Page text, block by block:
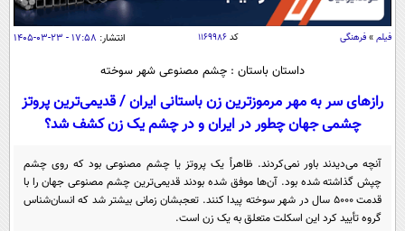
اقتصاد
اقتصادی
خودرو
جامعه
اجتماعی
حوادث
سلامت
یک برش دانایی
ورزشی
بین الملل
سیاست خارجی
فرهنگ و هنر
علم و دانش
فناوری و It
قرآن
فیلم » فرهنگی کد ۱۱۶۹۹۸۶ انتشار: ۱۷:۵۸ - ۲۳-۰۳-۱۴۰۵
داستان باستان : چشم مصنوعی شهر سوخته
رازهای سر به مهر مرموزترین زن باستانی ایران / قدیمی‌ترین پروتز
چشمی جهان چطور در ایران و در چشم یک زن کشف شد؟
آنچه می‌دیدند باور نمی‌کردند. ظاهراً یک پروتز یا چشم مصنوعی بود که روی چشم
چپش گذاشته شده بود. آن‌ها موفق شده بودند قدیمی‌ترین چشم مصنوعی جهان را با
قدمت ۵۰۰۰ سال در شهر سوخته پیدا کنند. تعجبشان زمانی بیشتر شد که انسان‌شناس
گروه تأیید کرد این اسکلت متعلق به یک زن است.